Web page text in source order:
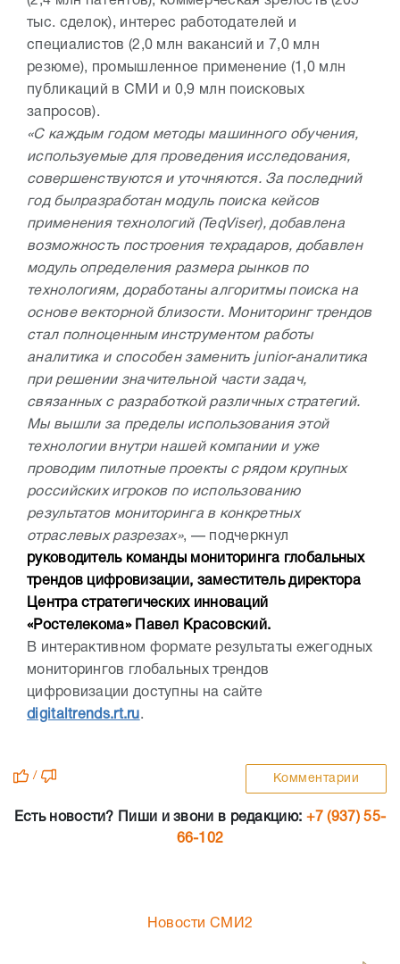
тыс. сделок), интерес работодателей и
специалистов (2,0 млн вакансий и 7,0 млн
резюме), промышленное применение (1,0 млн
публикаций в СМИ и 0,9 млн поисковых
запросов).
«С каждым годом методы машинного обучения,
используемые для проведения исследования,
совершенствуются и уточняются. За последний
год былразработан модуль поиска кейсов
применения технологий (TeqViser), добавлена
возможность построения техрадаров, добавлен
модуль определения размера рынков по
технологиям, доработаны алгоритмы поиска на
основе векторной близости. Мониторинг трендов
стал полноценным инструментом работы
аналитика и способен заменить junior-аналитика
при решении значительной части задач,
связанных с разработкой различных стратегий.
Мы вышли за пределы использования этой
технологии внутри нашей компании и уже
проводим пилотные проекты с рядом крупных
российских игроков по использованию
результатов мониторинга в конкретных
отраслевых разрезах», — подчеркнул
руководитель команды мониторинга глобальных
трендов цифровизации, заместитель директора
Центра стратегических инноваций
«Ростелекома» Павел Красовский.
В интерактивном формате результаты ежегодных
мониторингов глобальных трендов
цифровизации доступны на сайте
digitaltrends.rt.ru.
/ Комментарии
Есть новости? Пиши и звони в редакцию: +7 (937) 55-
66-102
Новости СМИ2